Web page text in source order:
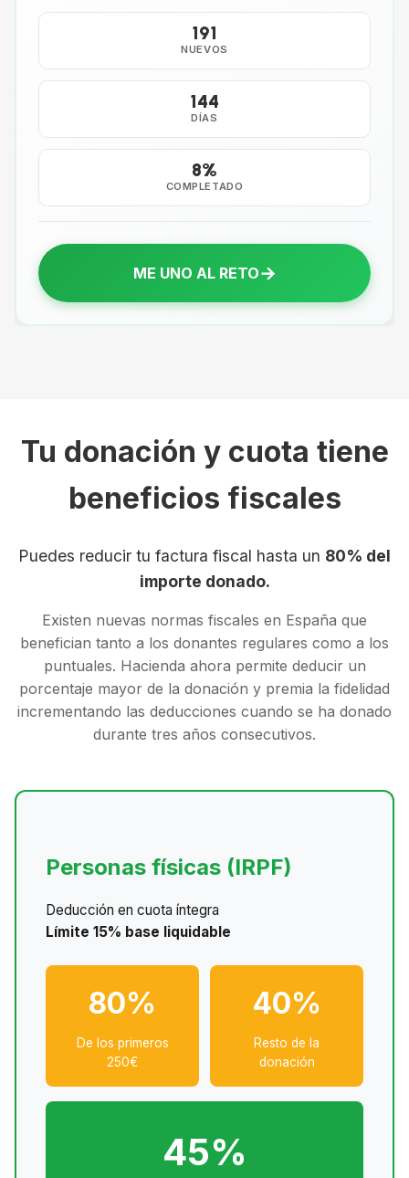
191
NUEVOS
144
DÍAS
8%
COMPLETADO
ME UNO AL RETO→
Tu donación y cuota tiene
beneficios fiscales
Puedes reducir tu factura fiscal hasta un 80% del
importe donado.
Existen nuevas normas fiscales en España que
benefician tanto a los donantes regulares como a los
puntuales. Hacienda ahora permite deducir un
porcentaje mayor de la donación y premia la fidelidad
incrementando las deducciones cuando se ha donado
durante tres años consecutivos.
Personas físicas (IRPF)
Deducción en cuota íntegra
Límite 15% base liquidable
80%
De los primeros
250€
40%
Resto de la
donación
45%